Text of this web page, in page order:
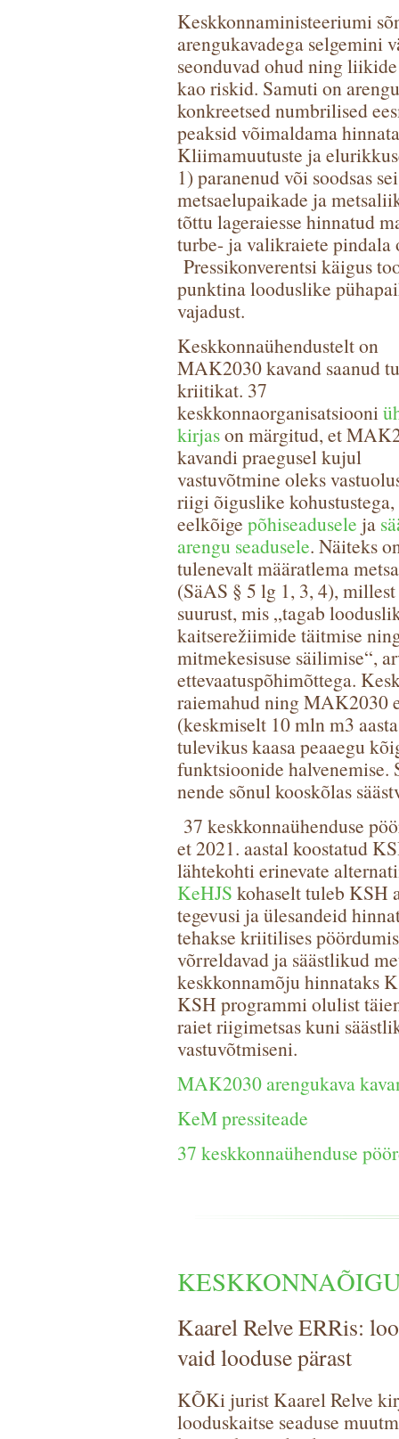
Keskkonnaministeeriumi
arengukavadega selgemini
seonduvad ohud ning
kao riskid. Samuti on
konkreetsed numbrilised
peaksid võimaldama
Kliimamuutuste ja
1) paranenud või soodsas
metsaelupaikade ja
tõttu lageraiesse hinnatud
turbe- ja valikraiete pindala
Pressikonverentsi käigus
punktina looduslike
vajadust.
Keskkonnaühendustelt on
MAK2030 kavand saanud
kriitikat. 37
keskkonnaorganisatsiooni
kirjason märgitud, et
kavandi praegusel kujul
vastuvõtmine oleks
riigi õiguslike
eelkõige põhiseadusele ja
arengu seadusele. Näiteks
tulenevalt määratlema
(SäAS § 5 lg 1, 3, 4),
suurust, mis „tagab
kaitserežiimide täitmise
mitmekesisuse säilimise“,
ettevaatuspõhimõttega.
raiemahud ning MAK2030
(keskmiselt 10 mln m3
tulevikus kaasa peaaegu
funktsioonide halvenemise.
nende sõnul kooskõlas
37 keskkonnaühenduse
et 2021. aastal koostatud
lähtekohti erinevate
KeHJS kohaselt tuleb KSH
tegevusi ja ülesandeid
tehakse kriitilises
võrreldavad ja säästlikud
keskkonnamõju hinnataks
KSH programmi olulist
raiet riigimetsas kuni
vastuvõtmiseni.
MAK2030 arengukava
KeM pressiteade
37 keskkonnaühenduse
Kaarel Relve ERRis:
vaid looduse pärast
KÕKi jurist Kaarel Relve
looduskaitse seaduse